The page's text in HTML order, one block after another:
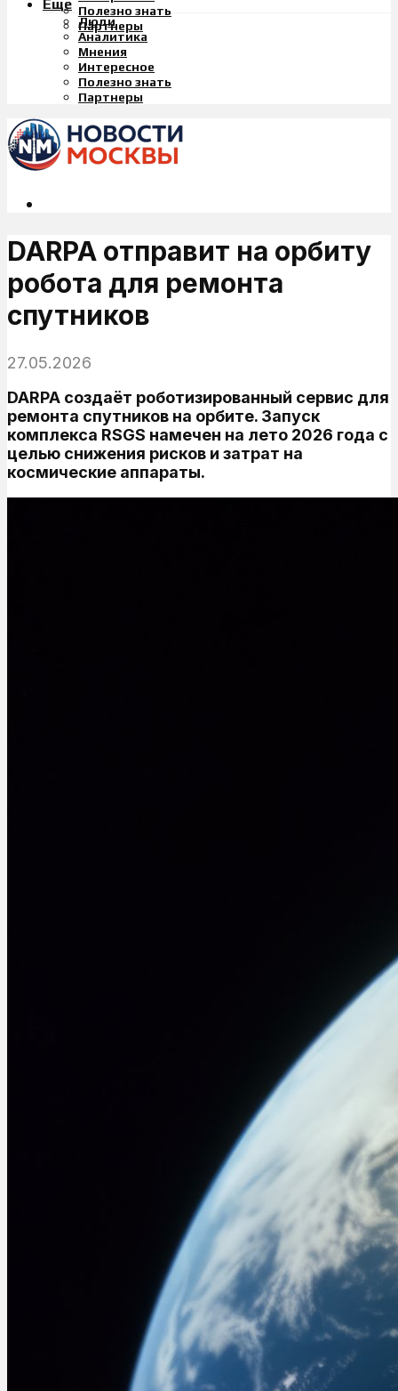
Полезно знать
Партнеры
Еще
Люди
Аналитика
Мнения
Интересное
Полезно знать
Партнеры
DARPA отправит на орбиту
робота для ремонта
спутников
27.05.2026
DARPA создаёт роботизированный сервис для
ремонта спутников на орбите. Запуск
комплекса RSGS намечен на лето 2026 года с
целью снижения рисков и затрат на
космические аппараты.